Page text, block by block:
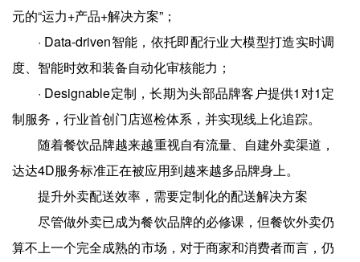
元的“运力+产品+解决方案”；
· Data-driven智能，依托即配行业大模型打造实时调
度、智能时效和装备自动化审核能力；
· Designable定制，长期为头部品牌客户提供1对1定
制服务，行业首创门店巡检体系，并实现线上化追踪。
随着餐饮品牌越来越重视自有流量、自建外卖渠道，
达达4D服务标准正在被应用到越来越多品牌身上。
提升外卖配送效率，需要定制化的配送解决方案
尽管做外卖已成为餐饮品牌的必修课，但餐饮外卖仍
算不上一个完全成熟的市场，对于商家和消费者而言，仍